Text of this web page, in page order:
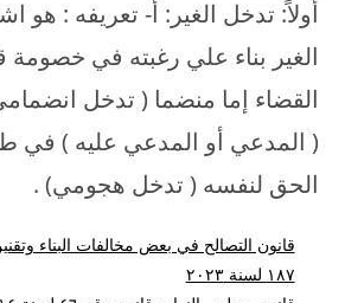
أولاً: تدخل الغير: أ- تعريفه :
الغير بناء علي رغبته في خصومة
القضاء إما منضما ( تدخل
( المدعي أو المدعي عليه ) في
الحق لنفسه ( تدخل هجومي) .
قانون التصالح في بعض مخالفات البناء
۱۸۷ لسنة ۲۰۲۳